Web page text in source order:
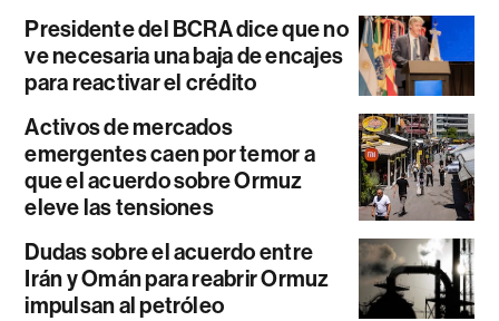
Presidente del BCRA dice que no
ve necesaria una baja de encajes
para reactivar el crédito
Activos de mercados
emergentes caen por temor a
que el acuerdo sobre Ormuz
eleve las tensiones
Dudas sobre el acuerdo entre
Irán y Omán para reabrir Ormuz
impulsan al petróleo